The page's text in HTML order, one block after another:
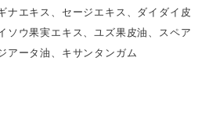
ナエキス、セージエキス、ダイダイ皮
ソウ果実エキス、ユズ果皮油、スペア
アータ油、キサンタンガム